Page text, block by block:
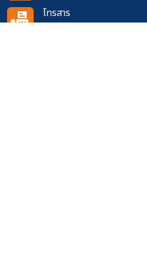
โทรสาร
0-3642-2061